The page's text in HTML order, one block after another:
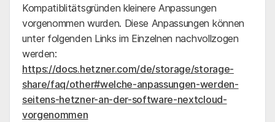
Kompatiblitätsgründen kleinere Anpassungen
vorgenommen wurden. Diese Anpassungen können
unter folgenden Links im Einzelnen nachvollzogen
werden:
https://docs.hetzner.com/de/storage/storage-
share/faq/other#welche-anpassungen-werden-
seitens-hetzner-an-der-software-nextcloud-
vorgenommen